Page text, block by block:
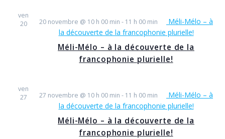
ven
20
Méli-Mélo – à la découverte de la
francophonie plurielle!
20 novembre @ 10 h 00 min - 11 h 00 min
Méli-Mélo – à
la découverte de la francophonie plurielle!
ven
27
Méli-Mélo – à la découverte de la
francophonie plurielle!
27 novembre @ 10 h 00 min - 11 h 00 min
Méli-Mélo – à
la découverte de la francophonie plurielle!